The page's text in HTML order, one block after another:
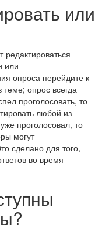
или
или
опроса перейдите к
опрос всегда
проголосовать, то
любой из
проголосовал, то
могут
сделано для того,
во время